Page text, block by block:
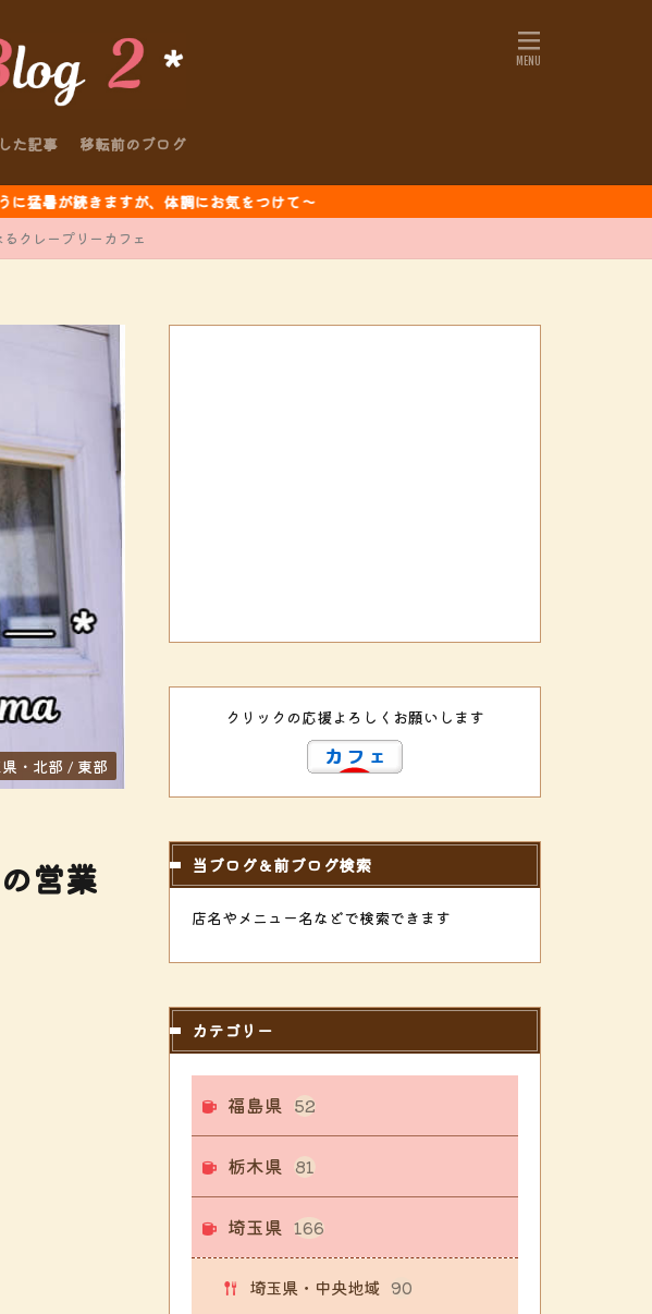
た記事 移転前のブログ
すが、体調にお気をつけて～
クレープリーカフェ
営業
・北部 / 東部
クリックの応援よろしくお願いします
当ブログ＆前ブログ検索
店名やメニュー名などで検索できます
カテゴリー
福島県 52
栃木県 81
埼玉県 166
埼玉県・中央地域 90